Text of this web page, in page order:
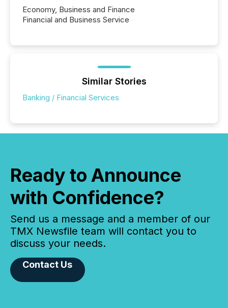
Economy, Business and Finance
Financial and Business Service
Similar Stories
Banking / Financial Services
Ready to Announce
with Confidence?
Send us a message and a member of our
TMX Newsfile team will contact you to
discuss your needs.
Contact Us